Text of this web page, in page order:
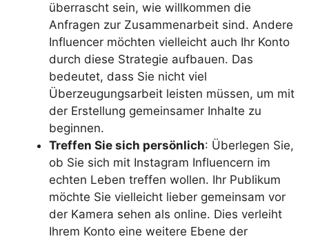
überrascht sein, wie willkommen die
Anfragen zur Zusammenarbeit sind. Andere
Influencer möchten vielleicht auch Ihr Konto
durch diese Strategie aufbauen. Das
bedeutet, dass Sie nicht viel
Überzeugungsarbeit leisten müssen, um mit
der Erstellung gemeinsamer Inhalte zu
beginnen.
Treffen Sie sich persönlich: Überlegen Sie,
ob Sie sich mit Instagram Influencern im
echten Leben treffen wollen. Ihr Publikum
möchte Sie vielleicht lieber gemeinsam vor
der Kamera sehen als online. Dies verleiht
Ihrem Konto eine weitere Ebene der